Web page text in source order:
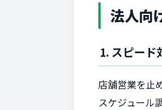
法人向
1. スピード
店舗営業を止
スケジュール